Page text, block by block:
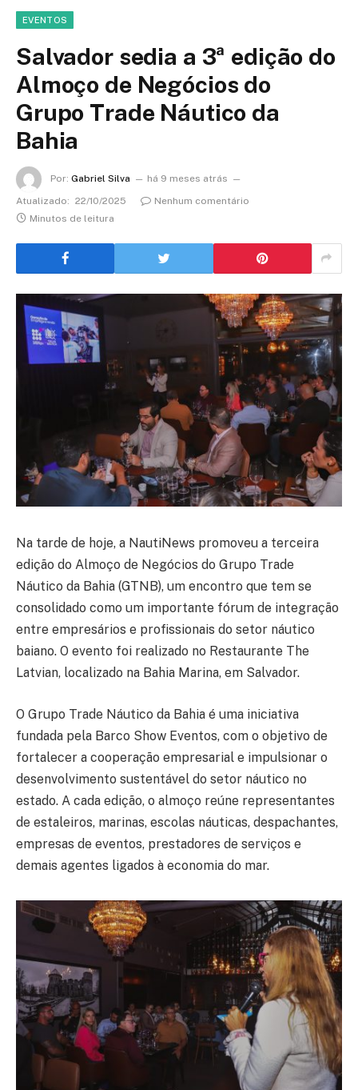
EVENTOS
Salvador sedia a 3ª edição do
Almoço de Negócios do
Grupo Trade Náutico da
Bahia
Por: Gabriel Silva
há 9 meses atrás
Atualizado: 22/10/2025
Nenhum comentário
Minutos de leitura
Na tarde de hoje, a NautiNews promoveu a terceira
edição do Almoço de Negócios do Grupo Trade
Náutico da Bahia (GTNB), um encontro que tem se
consolidado como um importante fórum de integração
entre empresários e profissionais do setor náutico
baiano. O evento foi realizado no Restaurante The
Latvian, localizado na Bahia Marina, em Salvador.
O Grupo Trade Náutico da Bahia é uma iniciativa
fundada pela Barco Show Eventos, com o objetivo de
fortalecer a cooperação empresarial e impulsionar o
desenvolvimento sustentável do setor náutico no
estado. A cada edição, o almoço reúne representantes
de estaleiros, marinas, escolas náuticas, despachantes,
empresas de eventos, prestadores de serviços e
demais agentes ligados à economia do mar.